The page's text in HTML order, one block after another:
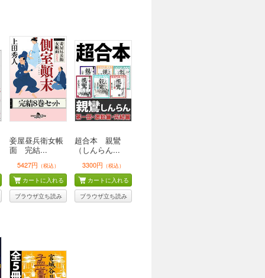
妾屋昼兵衛女帳
面 完結...
5427円 （税込）
カートに入れる
ブラウザ立ち読み
超合本 親鸞
（しんらん...
3300円 （税込）
カートに入れる
ブラウザ立ち読み